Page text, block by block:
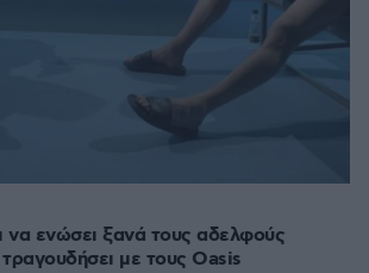
να ενώσει ξανά τους αδελφούς
με τους Oasis